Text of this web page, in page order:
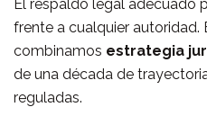
El respaldo legal adecuado
frente a cualquier autoridad.
combinamos estrategia
de una década de
reguladas.